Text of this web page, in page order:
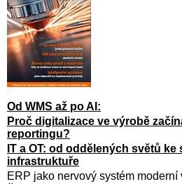
Od WMS až po AI:
Proč digitalizace ve výrobě
reportingu?
IT a OT: od oddělených světů ke
infrastruktuře
ERP jako nervový systém moderní